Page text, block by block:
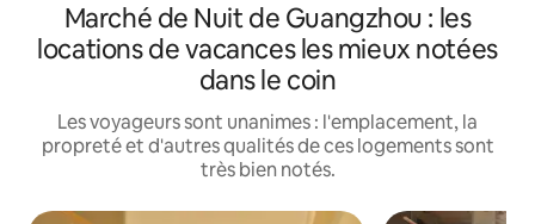
Marché de Nuit de Guangzhou : les
locations de vacances les mieux notées
dans le coin
Les voyageurs sont unanimes : l'emplacement, la
propreté et d'autres qualités de ces logements sont
très bien notés.